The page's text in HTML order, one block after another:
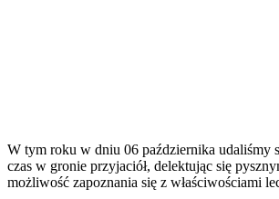
W tym roku w dniu 06 października udaliśmy
czas w gronie przyjaciół, delektując się
możliwość zapoznania się z właściwościami